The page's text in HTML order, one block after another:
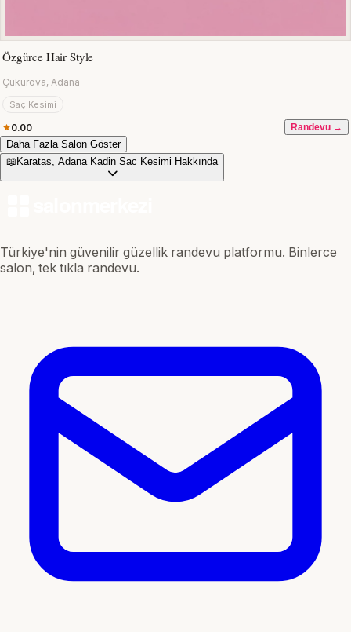
Özgürce Hair Style
Çukurova, Adana
Saç Kesimi
0.00 Randevu →
Daha Fazla Salon Göster
📖 Karatas, Adana Kadin Sac Kesimi Hakkında
Türkiye'nin güvenilir güzellik randevu platformu. Binlerce
salon, tek tıkla randevu.